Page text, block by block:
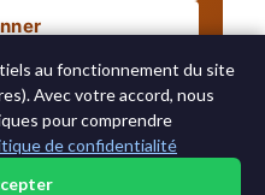
urgentes
au fonctionnement du site
Avec votre accord, nous
pour comprendre
de confidentialité